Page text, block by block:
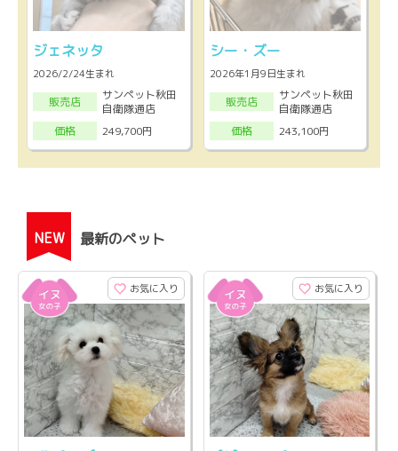
ジェネッタ
2026/2/24生まれ
販売店
サンペット秋田
自衛隊通店
価格
249,700円
シー・ズー
2026年1月9日生まれ
販売店
サンペット秋田
自衛隊通店
価格
243,100円
NEW 最新のペット
お気に入り お気に入り